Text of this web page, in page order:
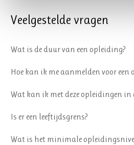
Veelgestelde vragen
Wat is de duur van een opleiding?
Hoe kan ik me aanmelden voor een
Wat kan ik met deze opleidingen in
Is er een leeftijdsgrens?
Wat is het minimale